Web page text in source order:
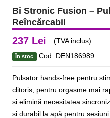
Bi Stronic Fusion –
Reîncărcabil
237 Lei (TVA inclus)
În stoc Cod: DEN186989
Pulsator hands‑free pentru
clitoris, pentru orgasme mai
și elimină necesitatea
și durabil la apă pentru